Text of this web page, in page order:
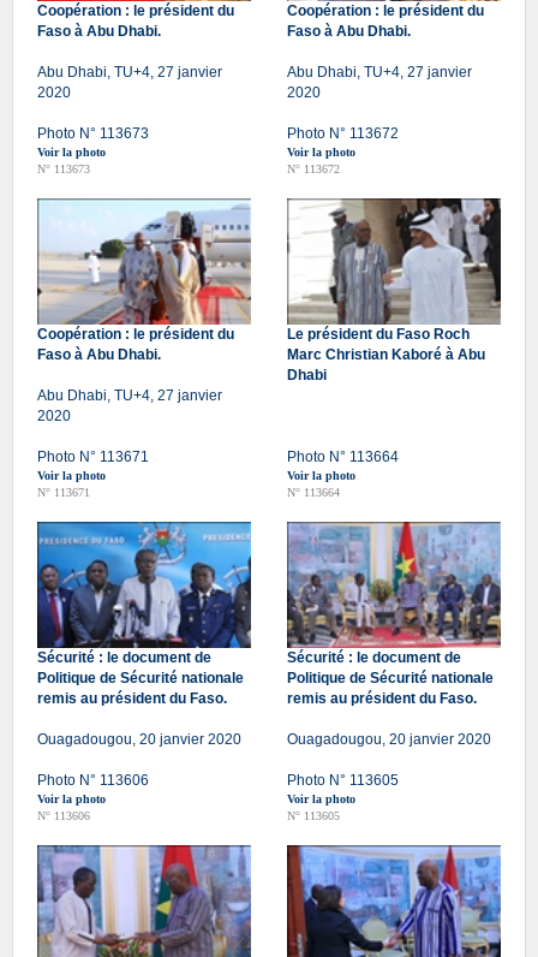
Coopération : le président du
Faso à Abu Dhabi.
Abu Dhabi, TU+4, 27 janvier
2020
Photo N° 113673
Voir la photo
N° 113673
Coopération : le président du
Faso à Abu Dhabi.
Abu Dhabi, TU+4, 27 janvier
2020
Photo N° 113672
Voir la photo
N° 113672
Coopération : le président du
Faso à Abu Dhabi.
Abu Dhabi, TU+4, 27 janvier
2020
Photo N° 113671
Voir la photo
N° 113671
Le président du Faso Roch
Marc Christian Kaboré à Abu
Dhabi
Photo N° 113664
Voir la photo
N° 113664
Sécurité : le document de
Politique de Sécurité nationale
remis au président du Faso.
Ouagadougou, 20 janvier 2020
Photo N° 113606
Voir la photo
N° 113606
Sécurité : le document de
Politique de Sécurité nationale
remis au président du Faso.
Ouagadougou, 20 janvier 2020
Photo N° 113605
Voir la photo
N° 113605